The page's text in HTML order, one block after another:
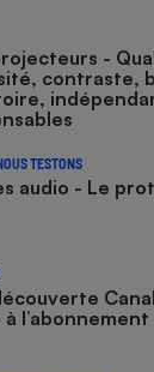
-
contraste,
TESTONS
audio - Le
à l’abonnement